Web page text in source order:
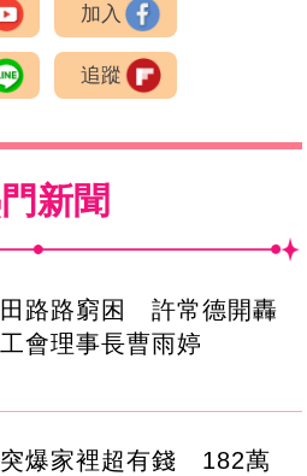
加入
追蹤
新聞
田路路窮困 許常德開轟
工會理事長曹雨婷
突爆家裡超有錢 182萬